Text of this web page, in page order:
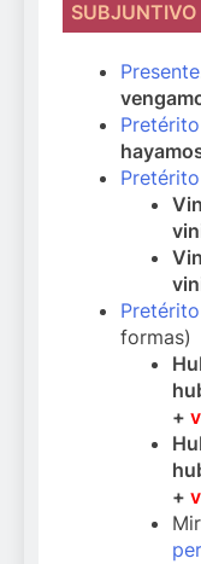
SUBJUNTIVO
Presente
formas)
+
+